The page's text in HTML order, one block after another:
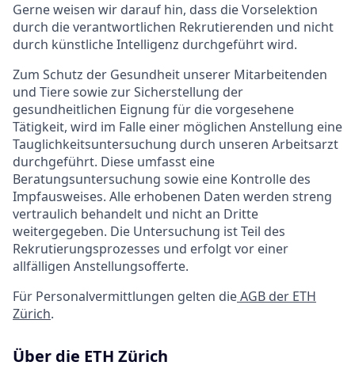
Gerne weisen wir darauf hin, dass die Vorselektion
durch die verantwortlichen Rekrutierenden und nicht
durch künstliche Intelligenz durchgeführt wird.
Zum Schutz der Gesundheit unserer Mitarbeitenden
und Tiere sowie zur Sicherstellung der
gesundheitlichen Eignung für die vorgesehene
Tätigkeit, wird im Falle einer möglichen Anstellung eine
Tauglichkeitsuntersuchung durch unseren Arbeitsarzt
durchgeführt. Diese umfasst eine
Beratungsuntersuchung sowie eine Kontrolle des
Impfausweises. Alle erhobenen Daten werden streng
vertraulich behandelt und nicht an Dritte
weitergegeben. Die Untersuchung ist Teil des
Rekrutierungsprozesses und erfolgt vor einer
allfälligen Anstellungsofferte.
Für Personalvermittlungen gelten dieAGB der ETH
Zürich.
Über die ETH Zürich